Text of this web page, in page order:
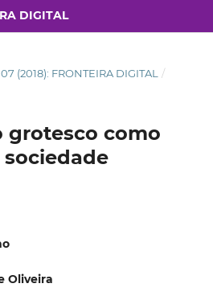
DIGITAL
07 (2018): FRONTEIRA DIGITAL
/
grotesco como
Oliveira